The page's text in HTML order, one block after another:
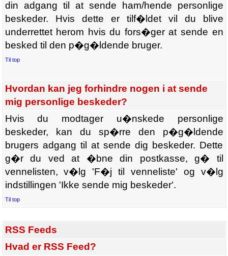
din adgang til at sende ham/hende personlige
beskeder. Hvis dette er tilf�ldet vil du blive
underrettet herom hvis du fors�ger at sende en
besked til den p�g�ldende bruger.
Til top
Hvordan kan jeg forhindre nogen i at sende
mig personlige beskeder?
Hvis du modtager u�nskede personlige
beskeder, kan du sp�rre den p�g�ldende
brugers adgang til at sende dig beskeder. Dette
g�r du ved at �bne din postkasse, g� til
vennelisten, v�lg 'F�j til venneliste' og v�lg
indstillingen 'Ikke sende mig beskeder'.
Til top
RSS Feeds
Hvad er RSS Feed?